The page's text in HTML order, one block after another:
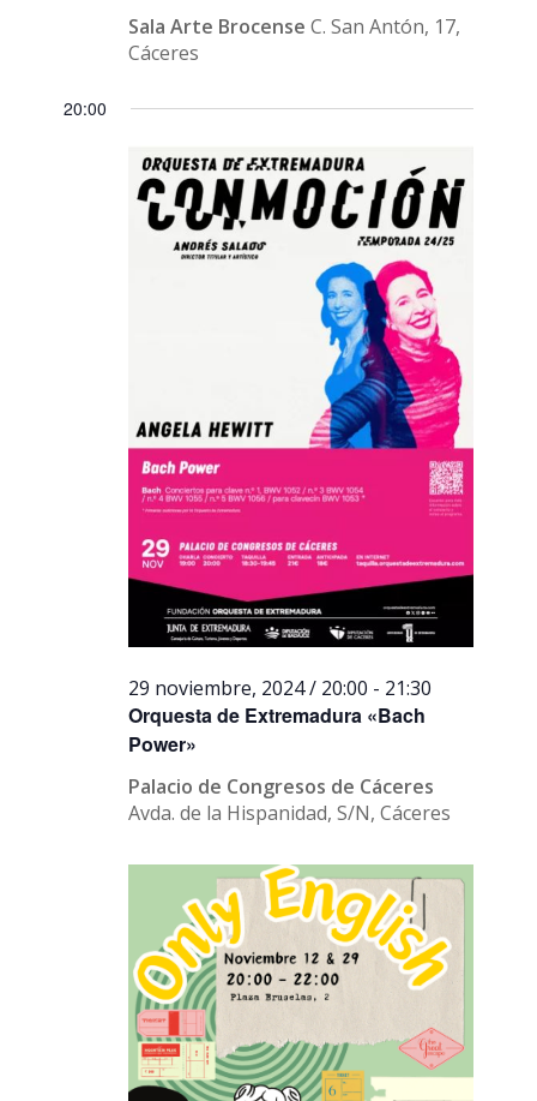
Sala Arte BrocenseC. San Antón, 17,
Cáceres
20:00
Orquesta de Extremadura «Bach
Power»
29 noviembre, 2024 / 20:00 - 21:30
Palacio de Congresos de Cáceres
Avda. de la Hispanidad, S/N, Cáceres